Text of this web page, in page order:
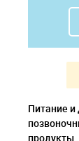
Питание и
продукты